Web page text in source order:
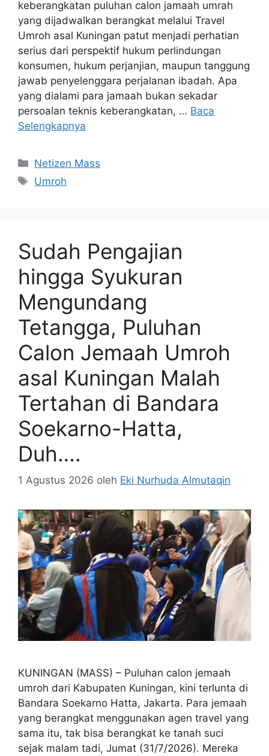
keberangkatan puluhan calon jamaah umrah
yang dijadwalkan berangkat melalui Travel
Umroh asal Kuningan patut menjadi perhatian
serius dari perspektif hukum perlindungan
konsumen, hukum perjanjian, maupun tanggung
jawab penyelenggara perjalanan ibadah. Apa
yang dialami para jamaah bukan sekadar
persoalan teknis keberangkatan, … Baca
Selengkapnya
Kategori
Netizen Mass
Tag
Umroh
Sudah Pengajian
hingga Syukuran
Mengundang
Tetangga, Puluhan
Calon Jemaah Umroh
asal Kuningan Malah
Tertahan di Bandara
Soekarno-Hatta,
Duh….
1 Agustus 2026 oleh Eki Nurhuda Almutaqin
KUNINGAN (MASS) – Puluhan calon jemaah
umroh dari Kabupaten Kuningan, kini terlunta di
Bandara Soekarno Hatta, Jakarta. Para jemaah
yang berangkat menggunakan agen travel yang
sama itu, tak bisa berangkat ke tanah suci
sejak malam tadi, Jumat (31/7/2026). Mereka